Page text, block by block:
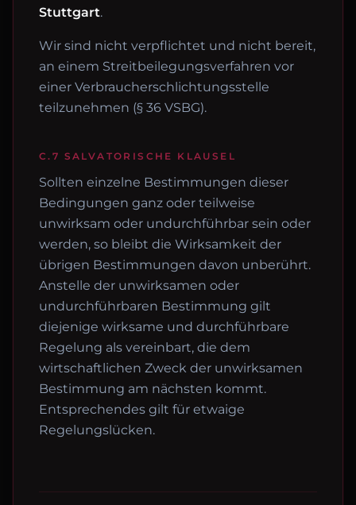
Stuttgart.
Wir sind nicht verpflichtet und nicht bereit,
an einem Streitbeilegungsverfahren vor
einer Verbraucherschlichtungsstelle
teilzunehmen (§ 36 VSBG).
C.7 SALVATORISCHE KLAUSEL
Sollten einzelne Bestimmungen dieser
Bedingungen ganz oder teilweise
unwirksam oder undurchführbar sein oder
werden, so bleibt die Wirksamkeit der
übrigen Bestimmungen davon unberührt.
Anstelle der unwirksamen oder
undurchführbaren Bestimmung gilt
diejenige wirksame und durchführbare
Regelung als vereinbart, die dem
wirtschaftlichen Zweck der unwirksamen
Bestimmung am nächsten kommt.
Entsprechendes gilt für etwaige
Regelungslücken.